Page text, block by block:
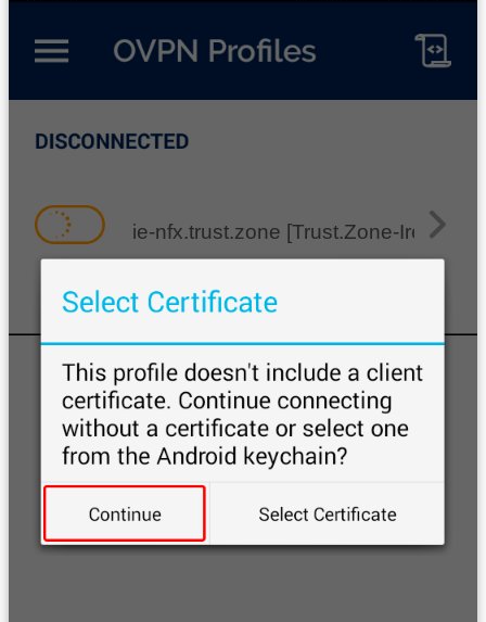
ie-nfx.trust.zone [Trust.Zone-Ireland-